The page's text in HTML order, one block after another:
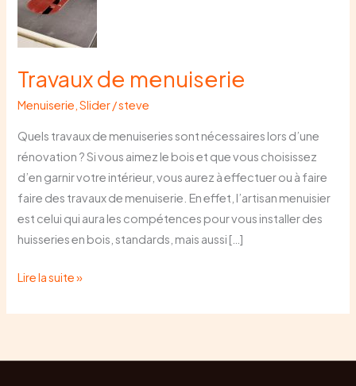
Travaux de menuiserie
Menuiserie ,Slider/steve
Quels travaux de menuiseries sont nécessaires lors d’une
rénovation ? Si vous aimez le bois et que vous choisissez
d’en garnir votre intérieur, vous aurez à effectuer ou à faire
faire des travaux de menuiserie. En effet, l’artisan menuisier
est celui qui aura les compétences pour vous installer des
huisseries en bois, standards, mais aussi […]
Lire la suite »